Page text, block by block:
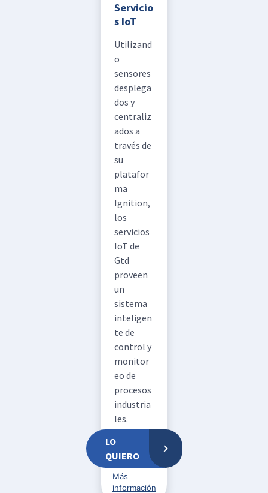
Servicio
s IoT
Utilizand
o
sensores
desplega
dos y
centraliz
ados a
través de
su
platafor
ma
Ignition,
los
servicios
IoT de
Gtd
proveen
un
sistema
inteligen
te de
control y
monitor
eo de
procesos
industria
les.
LO
QUIERO
Más
información